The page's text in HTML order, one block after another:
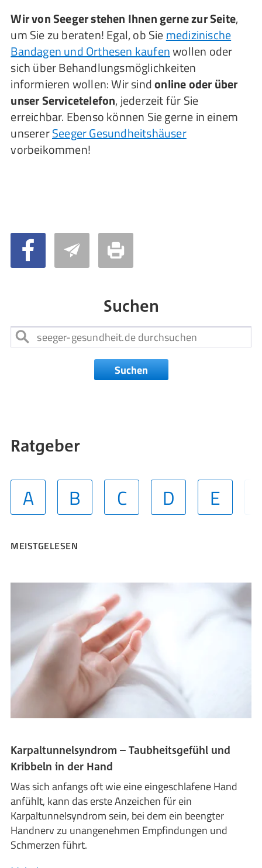
Wir von Seeger stehen Ihnen gerne zur Seite,
um Sie zu beraten! Egal, ob Siemedizinische
Bandagen und Orthesen kaufenwollen oder
sich über Behandlungsmöglichkeiten
informieren wollen: Wir sindonline oder über
unser Servicetelefon, jederzeit für Sie
erreichbar. Ebenso können Sie gerne in einem
unsererSeeger Gesundheitshäuser
vorbeikommen!
Suchen
Suchen
Ratgeber
A B C D E
MEISTGELESEN
Karpaltunnelsyndrom – Taubheitsgefühl und
Kribbeln in der Hand
Was sich anfangs oft wie eine eingeschlafene Hand
anfühlt, kann das erste Anzeichen für ein
Karpaltunnelsyndrom sein, bei dem ein beengter
Handnerv zu unangenehmen Empfindungen und
Schmerzen führt.